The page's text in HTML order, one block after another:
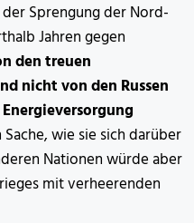
Sprengung der Nord-
Jahren gegen
den treuen
nicht von den Russen
wie sie sich darüber
Nationen würde aber
mit verheerenden